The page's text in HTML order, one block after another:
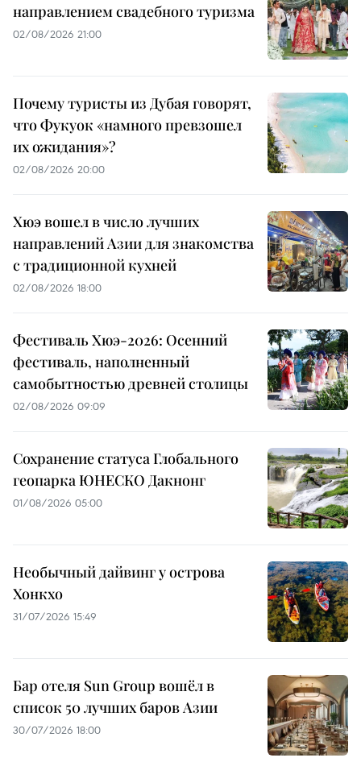
направлением свадебного туризма
02/08/2026 21:00
Почему туристы из Дубая говорят,
что Фукуок «намного превзошел
их ожидания»?
02/08/2026 20:00
Хюэ вошел в число лучших
направлений Азии для знакомства
с традиционной кухней
02/08/2026 18:00
Фестиваль Хюэ-2026: Осенний
фестиваль, наполненный
самобытностью древней столицы
02/08/2026 09:09
Сохранение статуса Глобального
геопарка ЮНЕСКО Дакнонг
01/08/2026 05:00
Необычный дайвинг у острова
Хонкхо
31/07/2026 15:49
Бар отеля Sun Group вошёл в
список 50 лучших баров Азии
30/07/2026 18:00